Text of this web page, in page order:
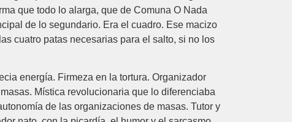
que todo lo alarga, que de Comuna O Nada
de lo segundario. Era el cuadro. Ese macizo
cuatro patas necesarias para el salto, si no los
energía. Firmeza en la tortura. Organizador
Mística revolucionaria que lo diferenciaba
de las organizaciones de masas. Tutor y